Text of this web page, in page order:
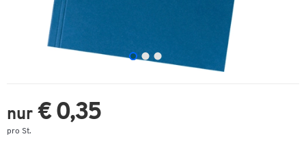
nur € 0,35
pro St.